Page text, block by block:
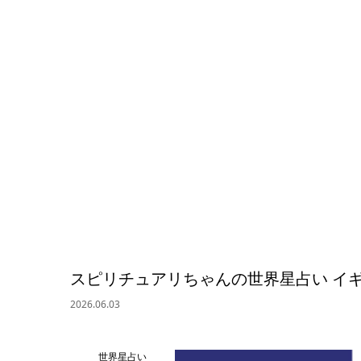
スピリチュアリちゃんの世界星占い イ
2026.06.03
世界星占い